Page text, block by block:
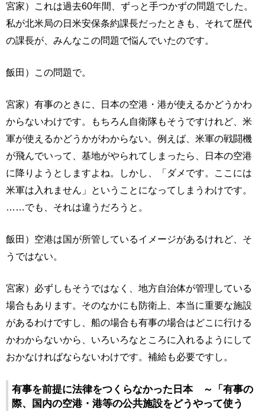
宮家）これは過去60年間、ずっと手つかずの問題でした。
私が北米局の日米安保条約課長だったときも、それて歴代
の課長が、みんなこの問題で悩んでいたのです。
飯田）この問題で。
宮家）有事のときに、日本の空港・港が使えるかどうかわ
からないわけです。もちろん自衛隊もそうですけれど、米
軍が使えるかどうかがわからない。例えば、米軍の戦闘機
が飛んでいって、基地がやられてしまったら、日本の空港
に降りようとしますよね。しかし、「ダメです。ここには
米軍は入れません」ということになってしまうわけです。
……でも、それは違うだろうと。
飯田）空港は国が所管しているイメージがあるけれど、そ
うではない。
宮家）必ずしもそうではなく、地方自治体が管理している
場合もあります。そのなかにも防衛上、本当に重要な施設
があるわけですし、船の場合も有事の場合はどこに行ける
かわからないから、いろいろなところに入れるようにして
おかなければならないわけです。補給も必要ですし。
有事を前提に法律をつくらなかった日本 ～「有事の
際、国内の空港・港等の公共施設をどうやって使う